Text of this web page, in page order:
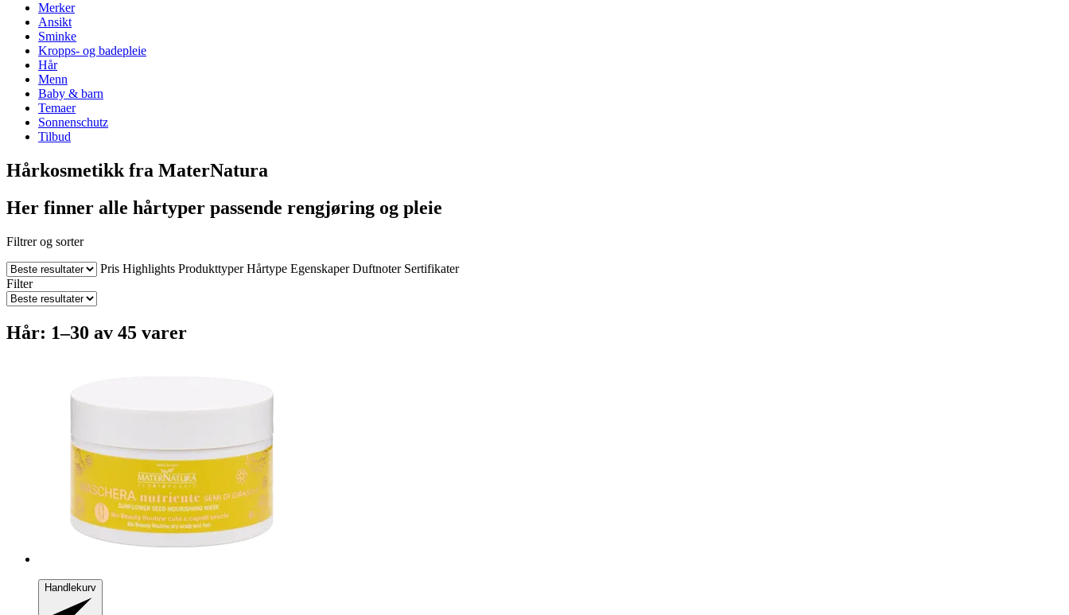
Merker
Ansikt
Sminke
Kropps- og badepleie
Hår
Menn
Baby & barn
Temaer
Sonnenschutz
Tilbud
Hårkosmetikk fra MaterNatura
Her finner alle hårtyper passende rengjøring og pleie
Filtrer og sorter
Pris Highlights Produkttyper Hårtype Egenskaper Duftnoter Sertifikater
Filter
Hår: 1–30 av 45 varer
Handlekurv